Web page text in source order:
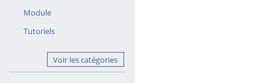
Module
Tutoriels
Voir les catégories